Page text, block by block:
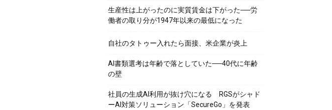
生産性は上がったのに実質賃金は下がった──労
働者の取り分が1947年以来の最低になった
自社のタトゥー入れたら面接、米企業が炎上
AI書類選考は年齢で落としていた──40代に年齢
の壁
社員の生成AI利用が抜け穴になる RGSがシャド
ーAI対策ソリューション「SecureGo」を発表